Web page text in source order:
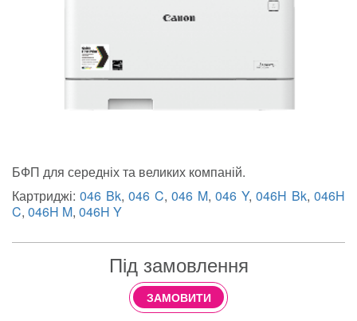
БФП для середніх та великих компаній.
Картриджі:046 Bk,046 C,046 M,046 Y,046H Bk,046H
C, 046H M, 046H Y
Під замовлення
ЗАМОВИТИ